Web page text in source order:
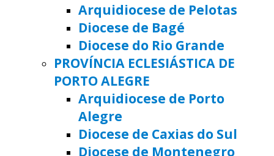
Arquidiocese de Pelotas
Diocese de Bagé
Diocese do Rio Grande
PROVÍNCIA ECLESIÁSTICA DE
PORTO ALEGRE
Arquidiocese de Porto
Alegre
Diocese de Caxias do Sul
Diocese de Montenegro